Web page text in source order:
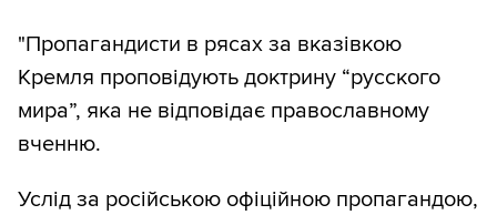
"Пропагандисти в рясах за вказівкою
Кремля проповідують доктрину “русского
мира”, яка не відповідає православному
вченню.
Услід за російською офіційною пропагандою,